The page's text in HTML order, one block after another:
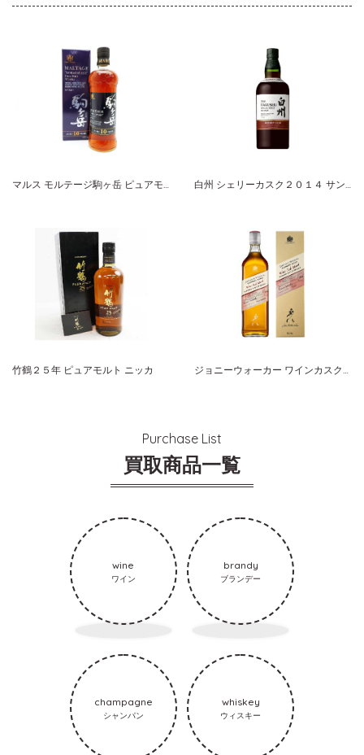
マルス モルテージ駒ヶ岳 ピュアモルトウイスキー １０年 白州 シェリーカスク２０１４ サントリー シングルモルト
竹鶴２５年 ピュアモルト ニッカ ジョニーウォーカー ワインカスクブレンド ブレンダーズバッチ
Purchase List
買取商品一覧
wine
ワイン
brandy
ブランデー
champagne
シャンパン
whiskey
ウィスキー